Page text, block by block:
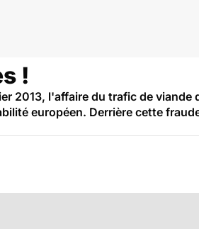
!
2013, l'affaire du trafic de viande
européen. Derrière cette